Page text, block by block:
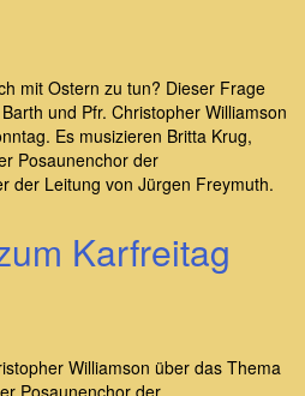
mit Ostern zu tun? Dieser Frage
und Pfr. Christopher Williamson
Es musizieren Britta Krug,
Posaunenchor der
der Leitung von Jürgen Freymuth.
Karfreitag
Williamson über das Thema